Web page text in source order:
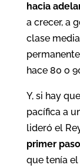
hacia
a crecer, a
clase
hace 80 o
Y, si hay
pacífica a
lideró el
primer
que tenía